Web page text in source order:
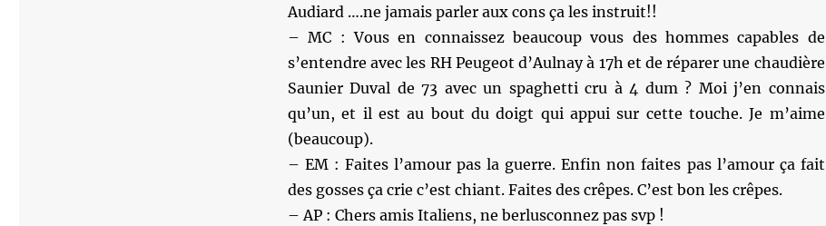
Audiard ….ne jamais parler aux cons ça les instruit!!
– MC : Vous en connaissez beaucoup vous des hommes capables de
s’entendre avec les RH Peugeot d’Aulnay à 17h et de réparer une chaudière
Saunier Duval de 73 avec un spaghetti cru à 4 dum ? Moi j’en connais
qu’un, et il est au bout du doigt qui appui sur cette touche. Je m’aime
(beaucoup).
– EM : Faites l’amour pas la guerre. Enfin non faites pas l’amour ça fait
des gosses ça crie c’est chiant. Faites des crêpes. C’est bon les crêpes.
– AP : Chers amis Italiens, ne berlusconnez pas svp !